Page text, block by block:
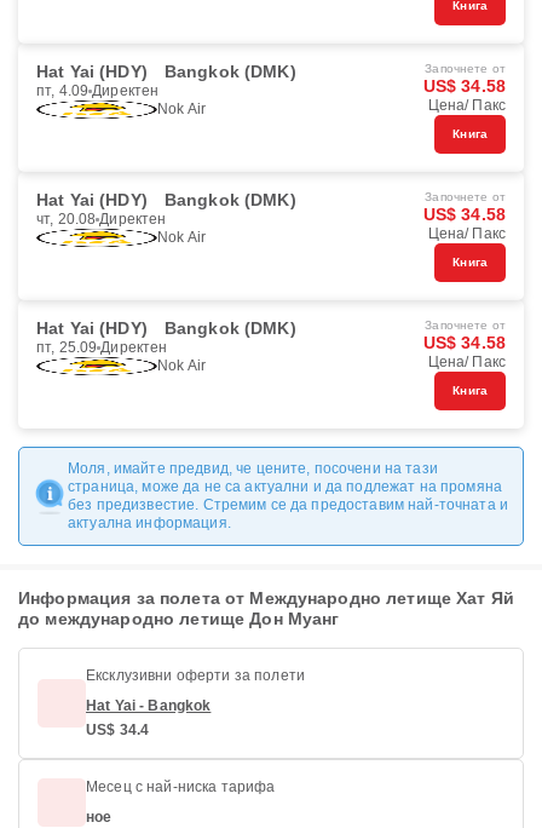
Книга
Hat Yai (HDY) Bangkok (DMK)
пт, 4.09 Директен
Nok Air
Започнете от
US$ 34.58
Цена/ Пакс
Книга
Hat Yai (HDY) Bangkok (DMK)
чт, 20.08 Директен
Nok Air
Започнете от
US$ 34.58
Цена/ Пакс
Книга
Hat Yai (HDY) Bangkok (DMK)
пт, 25.09 Директен
Nok Air
Започнете от
US$ 34.58
Цена/ Пакс
Книга
Моля, имайте предвид, че цените, посочени на тази
страница, може да не са актуални и да подлежат на промяна
без предизвестие. Стремим се да предоставим най-точната и
актуална информация.
Информация за полета от Международно летище Хат Яй
до международно летище Дон Муанг
Ексклузивни оферти за полети
Hat Yai - Bangkok
US$ 34.4
Месец с най-ниска тарифа
ное